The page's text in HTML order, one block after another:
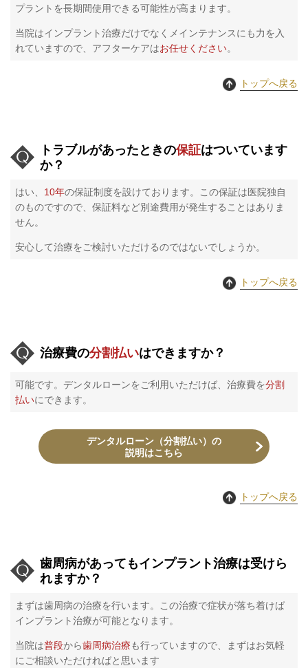
プラントを長期間使用できる可能性が高まります。
当院はインプラント治療だけでなくメインテナンスにも力を入
れていますので、アフターケアはお任せください。
トップへ戻る
トラブルがあったときの保証はついています
か？
はい、 10年の保証制度を設けております。この保証は医院独自
のものですので、保証料など別途費用が発生することはありま
せん。
安心して治療をご検討いただけるのではないでしょうか。
トップへ戻る
治療費の分割払いはできますか？
可能です。デンタルローンをご利用いただけば、治療費を分割
払いにできます。
デンタルローン（分割払い）の
説明はこちら
トップへ戻る
歯周病があってもインプラント治療は受けら
れますか？
まずは歯周病の治療を行います。この治療で症状が落ち着けば
インプラント治療が可能となります。
当院は普段から歯周病治療も行っていますので、まずはお気軽
にご相談いただければと思います